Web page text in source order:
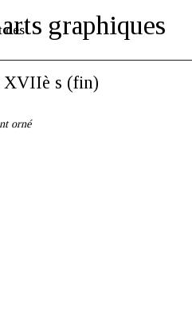
des
arts graphiques
s (fin)
orné